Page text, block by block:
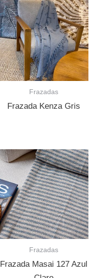
Frazadas
Frazada Kenza Gris
Frazadas
Frazada Masai 127 Azul